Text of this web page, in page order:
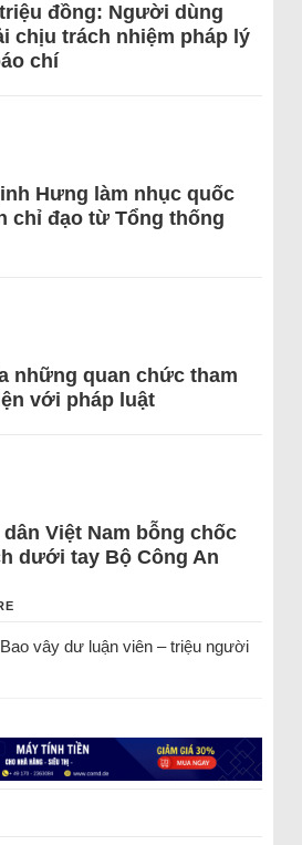
đồng: Người dùng
chịu trách nhiệm pháp lý
chí
Hưng làm nhục quốc
chỉ đạo từ Tổng thống
những quan chức tham
với pháp luật
Việt Nam bỗng chốc
dưới tay Bộ Công An
Bao vây dư luận viên – triệu người